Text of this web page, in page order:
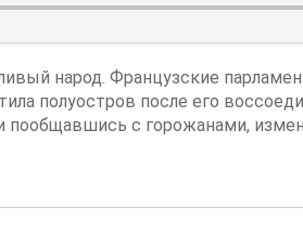
народ. Французские
полуостров после его
с горожанами,